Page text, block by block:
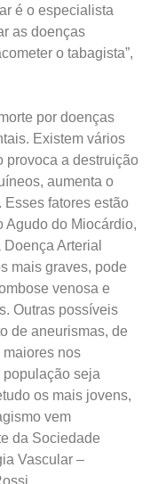
é o especialista
as doenças
o tabagista”,
por doenças
Existem vários
provoca a destruição
aumenta o
Esses fatores estão
Agudo do Miocárdio,
Arterial
mais graves, pode
venosa e
Outras possíveis
de aneurismas, de
maiores nos
população seja
os mais jovens,
vem
da Sociedade
Vascular –